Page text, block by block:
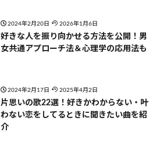
2024年2月20日 2026年1月6日
好きな人を振り向かせる方法を公開！男
女共通アプローチ法＆心理学の応用法も
2024年2月17日 2025年4月2日
片思いの歌22選！好きかわからない・叶
わない恋をしてるときに聞きたい曲を紹
介